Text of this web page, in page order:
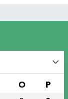
O P